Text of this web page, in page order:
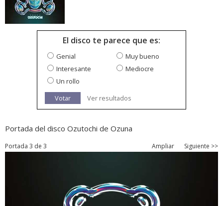
El disco te parece que es:
Genial
Muy bueno
Interesante
Mediocre
Un rollo
Votar
Ver resultados
Portada del disco Ozutochi de Ozuna
Portada 3 de 3 Ampliar Siguiente >>